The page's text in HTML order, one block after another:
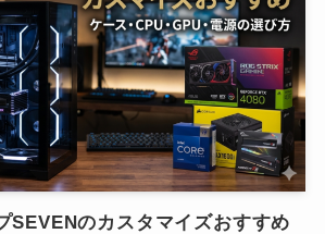
SEVENのカスタマイズおすすめ